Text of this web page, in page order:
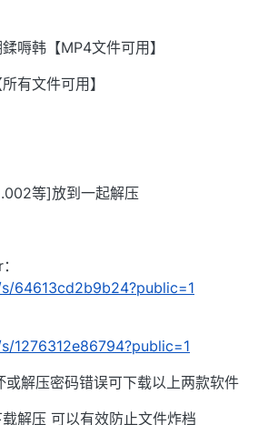
嗕韩【MP4文件可用】
有文件可用】
等]放到一起解压
64613cd2b9b24?public=1
1276312e86794?public=1
或解压密码错误可下载以上两款软件
解压 可以有效防止文件炸档